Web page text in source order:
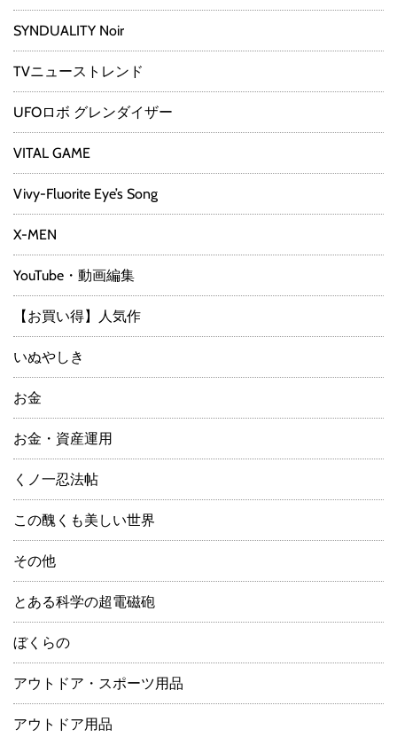
SYNDUALITY Noir
TVニューストレンド
UFOロボ グレンダイザー
VITAL GAME
Vivy-Fluorite Eye’s Song
X-MEN
YouTube・動画編集
【お買い得】人気作
いぬやしき
お金
お金・資産運用
くノ一忍法帖
この醜くも美しい世界
その他
とある科学の超電磁砲
ぼくらの
アウトドア・スポーツ用品
アウトドア用品